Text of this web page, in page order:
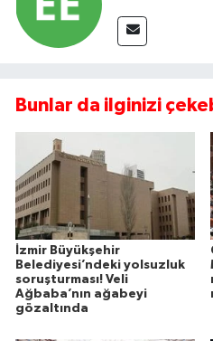
Bunlar da ilginizi
İzmir Büyükşehir
Belediyesi’ndeki yolsuzluk
soruşturması! Veli
Ağbaba’nın ağabeyi
gözaltında